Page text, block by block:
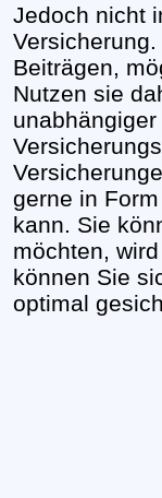
Jedoch nicht
Beiträgen,
Nutzen sie
gerne in
kann. Sie
möchten,
können Sie
optimal